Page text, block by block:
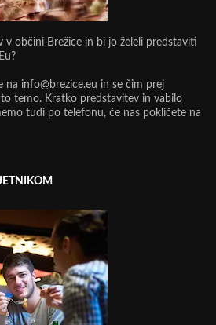
v občini Brežice in bi jo želeli predstaviti
na info@brezice.eu in se čim prej
temo. Kratko predstavitev in vabilo
tudi po telefonu, če nas pokličete na